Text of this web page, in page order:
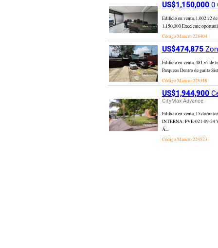
US$1,150,0000
Edificio en venta, 1,002 v2
1,150,000 Excelente
Código Mancro228404
US$474,875
Edificio en venta, 481 v2 de
Parqueos Dentro de garita
Código Mancro228318
US$1,944,900
CityMax Advance
Edificio en venta, 15
INTERNA: PVE-021-09-24
Á...
Código Mancro224523